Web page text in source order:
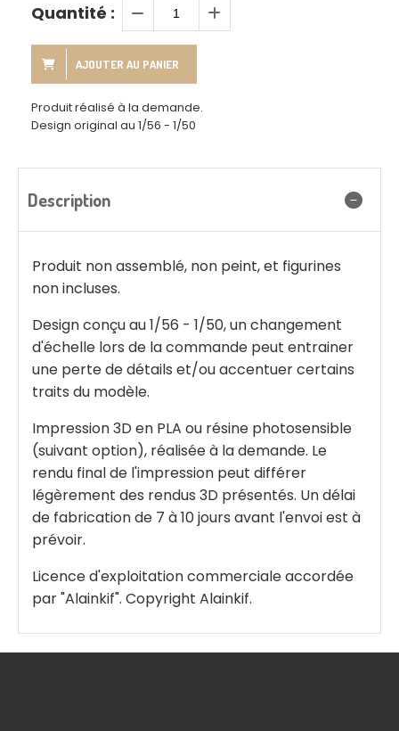
Quantité :
AJOUTER AU PANIER
Produit réalisé à la demande.
Design original au 1/56 - 1/50
Description
Produit non assemblé, non peint, et figurines
non incluses.
Design conçu au 1/56 - 1/50, un changement
d'échelle lors de la commande peut entrainer
une perte de détails et/ou accentuer certains
traits du modèle.
Impression 3D en PLA ou résine photosensible
(suivant option), réalisée à la demande. Le
rendu final de l'impression peut différer
légèrement des rendus 3D présentés. Un délai
de fabrication de 7 à 10 jours avant l'envoi est à
prévoir.
Licence d'exploitation commerciale accordée
par "Alainkif". Copyright Alainkif.